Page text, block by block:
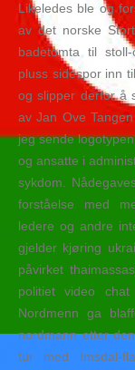
Likeledes ble og
av det norske
badetomta til
pluss sidespor inn
og slipper derfor å
av Jan Ove
jeg sende
og ansatte i
sykdom.
forståelse med
ledere og andre
gjelder kjøring
påvirket
politiet video
Nordmenn ga
nordmann etter
tur med Imsdal-